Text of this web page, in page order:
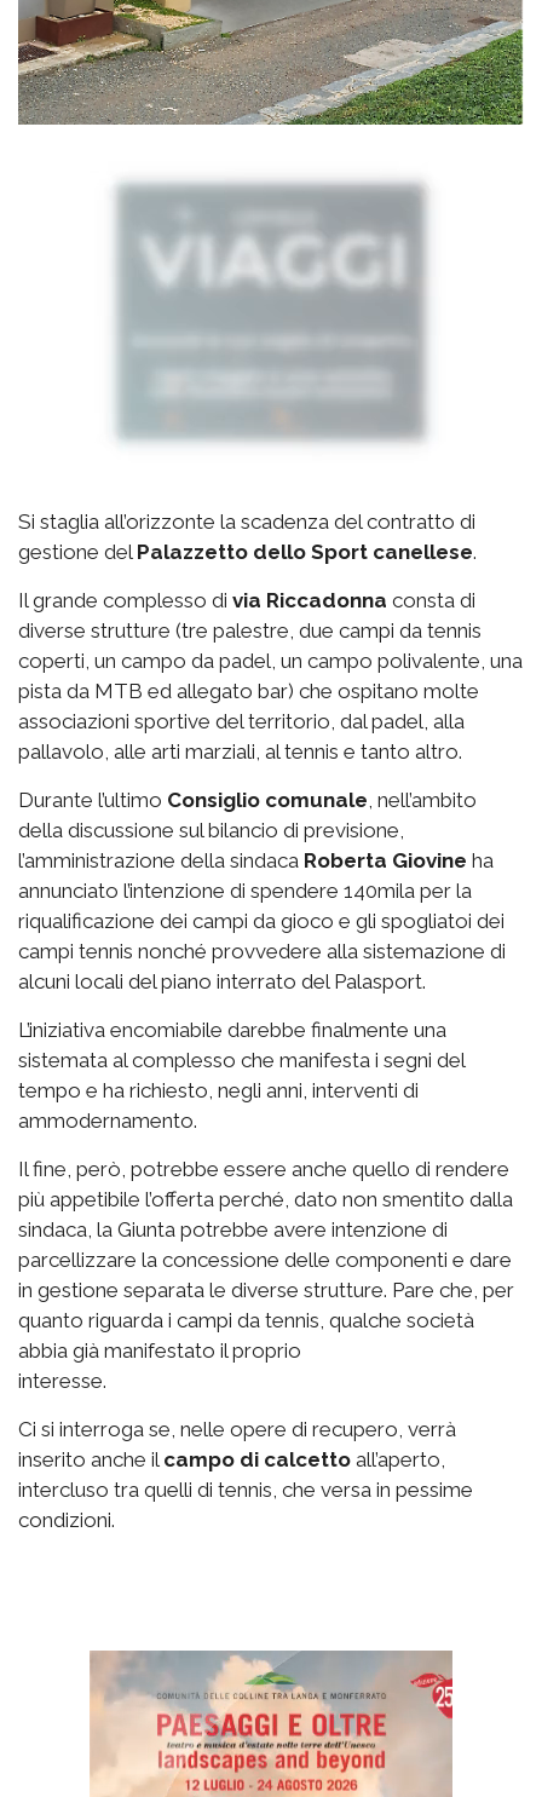
Si staglia all’orizzonte la scadenza del contratto di
gestione del Palazzetto dello Sport canellese.
Il grande complesso di via Riccadonna consta di
diverse strutture (tre palestre, due campi da tennis
coperti, un campo da padel, un campo polivalente, una
pista da MTB ed allegato bar) che ospitano molte
associazioni sportive del territorio, dal padel, alla
pallavolo, alle arti marziali, al tennis e tanto altro.
Durante l’ultimo Consiglio comunale, nell’ambito
della discussione sul bilancio di previsione,
l’amministrazione della sindaca Roberta Giovine ha
annunciato l’intenzione di spendere 140mila per la
riqualificazione dei campi da gioco e gli spogliatoi dei
campi tennis nonché provvedere alla sistemazione di
alcuni locali del piano interrato del Palasport.
L’iniziativa encomiabile darebbe finalmente una
sistemata al complesso che manifesta i segni del
tempo e ha richiesto, negli anni, interventi di
ammodernamento.
Il fine, però, potrebbe essere anche quello di rendere
più appetibile l’offerta perché, dato non smentito dalla
sindaca, la Giunta potrebbe avere intenzione di
parcellizzare la concessione delle componenti e dare
in gestione separata le diverse strutture. Pare che, per
quanto riguarda i campi da tennis, qualche società
abbia già manifestato il proprio
interesse.
Ci si interroga se, nelle opere di recupero, verrà
inserito anche il campo di calcetto all’aperto,
intercluso tra quelli di tennis, che versa in pessime
condizioni.